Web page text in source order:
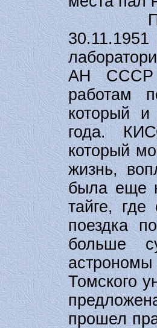
АН СССР
работам
который и
года.
который
жизнь,
была еще
тайге,
поездка
больше
Томского
прошел